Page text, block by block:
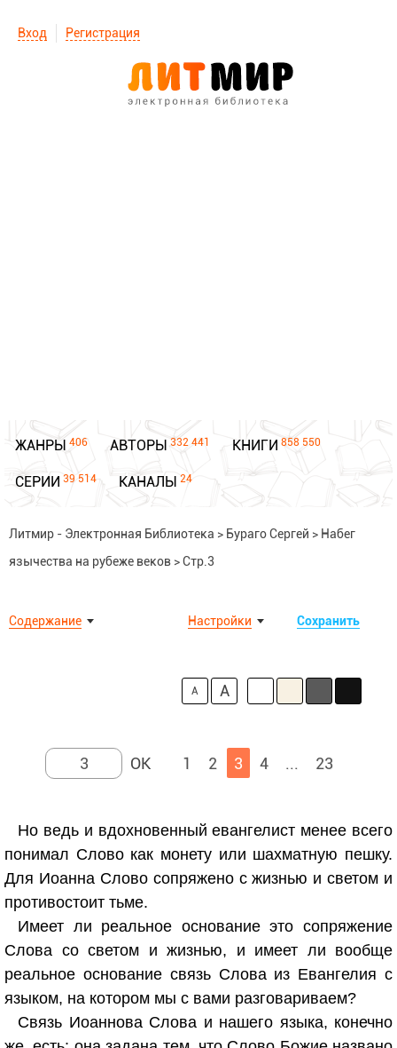
Вход Регистрация
ЖАНРЫ 406 АВТОРЫ 332 441 КНИГИ 858 550
СЕРИИ 39 514 КАНАЛЫ 24
Литмир - Электронная Библиотека > Бураго Сергей > Набег
язычества на рубеже веков >Стр.3
Содержание Сохранить
Настройки
A A
1 2 3 4 ... 23
Но ведь и вдохновенный евангелист менее всего
понимал Слово как монету или шахматную пешку.
Для Иоанна Слово сопряжено с жизнью и светом и
противостоит тьме.
Имеет ли реальное основание это сопряжение
Слова со светом и жизнью, и имеет ли вообще
реальное основание связь Слова из Евангелия с
языком, на котором мы с вами разговариваем?
Связь Иоаннова Слова и нашего языка, конечно